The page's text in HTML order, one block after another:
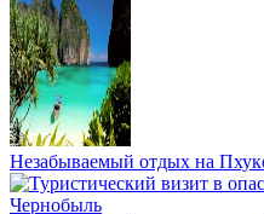
Незабываемый отдых на